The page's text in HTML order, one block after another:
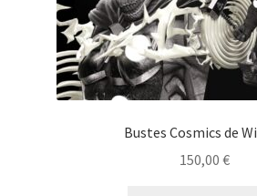
Bustes Cosmics de
150,00 €